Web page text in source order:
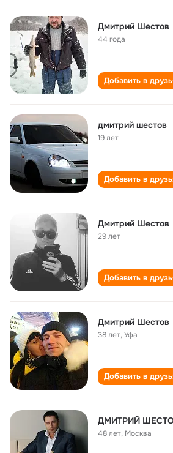
Дмитрий Шестов
44 года
Добавить в
дмитрий шестов
19 лет
Добавить в
Дмитрий Шестов
29 лет
Добавить в
Дмитрий Шестов
38 лет,Уфа
Добавить в
ДМИТРИЙ
48 лет, Москва